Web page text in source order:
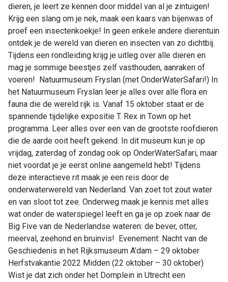
dieren, je leert ze kennen door middel van al je zintuigen!
Krijg een slang om je nek, maak een kaars van bijenwas of
proef een insectenkoekje! In geen enkele andere dierentuin
ontdek je de wereld van dieren en insecten van zo dichtbij.
Tijdens een rondleiding krijg je uitleg over alle dieren en
mag je sommige beestjes zelf vasthouden, aanraken of
voeren! Natuurmuseum Fryslan (met OnderWaterSafari!) In
het Natuurmuseum Fryslan leer je alles over alle flora en
fauna die de wereld rijk is. Vanaf 15 oktober staat er de
spannende tijdelijke expositie T. Rex in Town op het
programma. Leer alles over een van de grootste roofdieren
die de aarde ooit heeft gekend. In dit museum kun je op
vrijdag, zaterdag of zondag ook op OnderWaterSafari, maar
niet voordat je je eerst online aangemeld hebt! Tijdens
deze interactieve rit maak je een reis door de
onderwaterwereld van Nederland. Van zoet tot zout water
en van sloot tot zee. Onderweg maak je kennis met alles
wat onder de waterspiegel leeft en ga je op zoek naar de
Big Five van de Nederlandse wateren: de bever, otter,
meerval, zeehond en bruinvis! Evenement: Nacht van de
Geschiedenis in het Rijksmuseum A’dam – 29 oktober
Herfstvakantie 2022 Midden (22 oktober – 30 oktober)
Wist je dat zich onder het Domplein in Utrecht een